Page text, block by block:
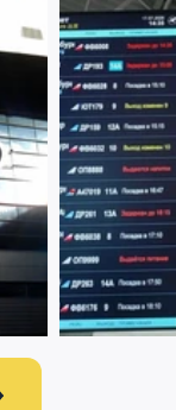
22 ИЮЛЯ 2026
Меняемся